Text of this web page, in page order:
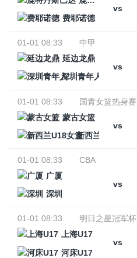
vs
费耶诺德
01-01 08:33
中甲
延边龙鼎
vs
深圳青年人
01-01 08:33
国青女篮热身赛
蒙古女篮
vs
新西兰U18女篮
01-01 08:33
CBA
广厦
vs
深圳
01-01 08:33
明日之星冠军杯
上海U17
vs
河床U17